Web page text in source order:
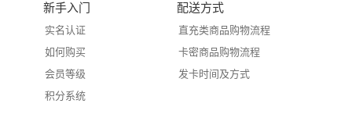
新手入门
实名认证
如何购买
会员等级
积分系统
配送方式
直充类商品购物流程
卡密商品购物流程
发卡时间及方式